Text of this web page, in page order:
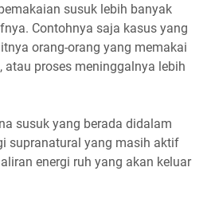
susuk lebih banyak
Contohnya saja kasus yang
orang-orang yang memakai
atau proses meninggalnya lebih
susuk yang berada didalam
supranatural yang masih aktif
energi ruh yang akan keluar